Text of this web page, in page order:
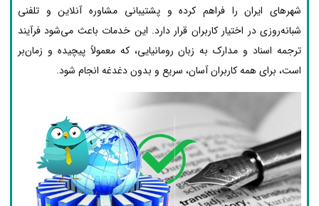
شهرهای ایران را فراهم کرده و پشتیبانی مشاوره آنلاین و تلفنی
شبانه‌روزی در اختیار کاربران قرار دارد. این خدمات باعث می‌شود فرآیند
ترجمه اسناد و مدارک به زبان رومانیایی، که معمولاً پیچیده و زمان‌بر
است، برای همه کاربران آسان، سریع و بدون دغدغه انجام شود.